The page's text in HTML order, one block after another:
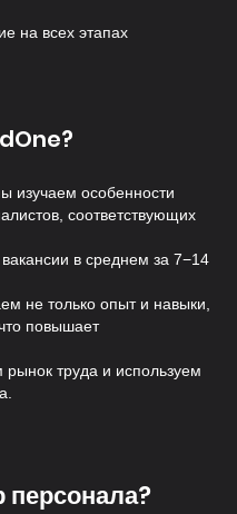
на всех этапах
изучаем особенности
соответствующих
в среднем за 7−14
не только опыт и навыки,
повышает
труда и используем
персонала?